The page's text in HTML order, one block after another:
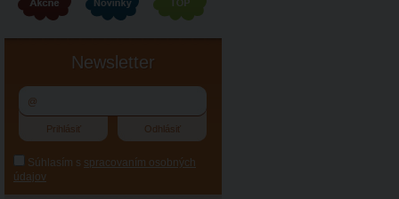
Newsletter
Súhlasím s spracovaním osobných
údajov